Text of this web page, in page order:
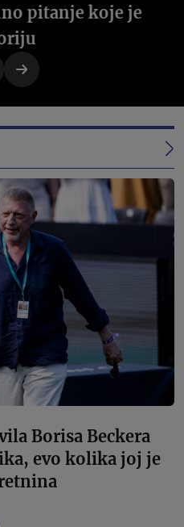
pitanje koje je
Borisa Beckera
evo kolika joj je